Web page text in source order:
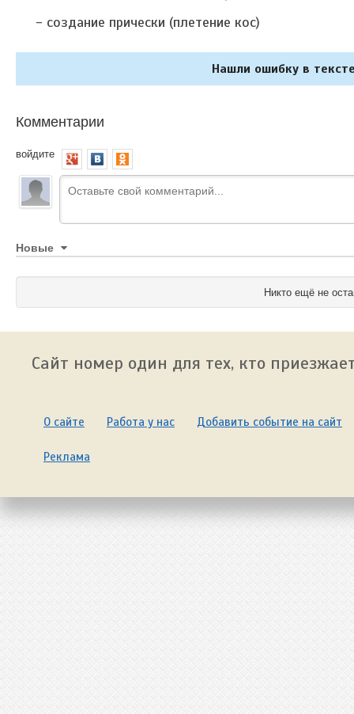
- создание прически (плетение кос)
Нашли ошибку в
Комментарии
войдите
Новые
Никто ещё не
Сайт номер один для тех, кто
О сайте Работа у нас Добавить событие на сайт
Реклама